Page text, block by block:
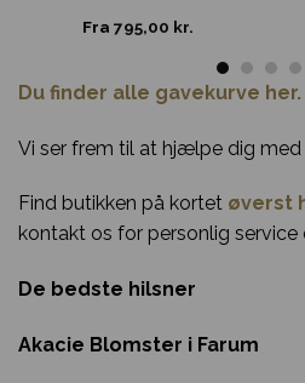
Fra 795,00 kr.
Du finder alle gavekurve her.
Vi ser frem til at hjælpe dig med
Find butikken på kortet øverst
kontakt os for personlig service
De bedste hilsner
Akacie Blomster i Farum